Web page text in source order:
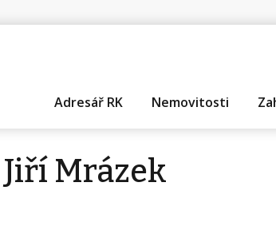
Adresář RK Nemovitosti
Mrázek